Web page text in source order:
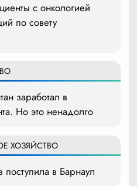
с онкологией
по совету
заработал в
Но это ненадолго
ХОЗЯЙСТВО
поступила в Барнаул